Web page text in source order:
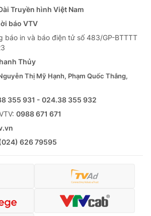
Truyền hình Việt Nam
báo VTV
báo in và báo điện tử số 483/GP-BTTTT
Thủy
Thị Mỹ Hạnh, Phạm Quốc Thắng,
355 931 - 024.38 355 932
0988 671 671
626 79595